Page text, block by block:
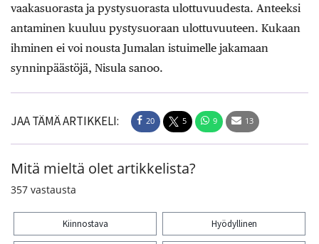
vaakasuorasta ja pystysuorasta ulottuvuudesta. Anteeksi
antaminen kuuluu pystysuoraan ulottuvuuteen. Kukaan
ihminen ei voi nousta Jumalan istuimelle jakamaan
synninpäästöjä, Nisula sanoo.
JAA TÄMÄ ARTIKKELI: 20 5 9 13
Mitä mieltä olet artikkelista?
357 vastausta
Kiinnostava Hyödyllinen